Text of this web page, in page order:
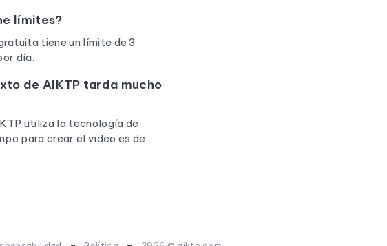
límites?
tiene un límite de 3
día.
de AIKTP tarda mucho
utiliza la tecnología de
para crear el video es de